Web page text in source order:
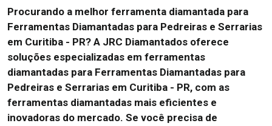
Procurando a melhor ferramenta diamantada para
Ferramentas Diamantadas para Pedreiras e Serrarias
em Curitiba - PR? A JRC Diamantados oferece
soluções especializadas em ferramentas
diamantadas para Ferramentas Diamantadas para
Pedreiras e Serrarias em Curitiba - PR, com as
ferramentas diamantadas mais eficientes e
inovadoras do mercado. Se você precisa de